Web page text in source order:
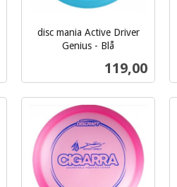
disc mania Active Driver
Genius - Blå
Pris
119,00
Les mer